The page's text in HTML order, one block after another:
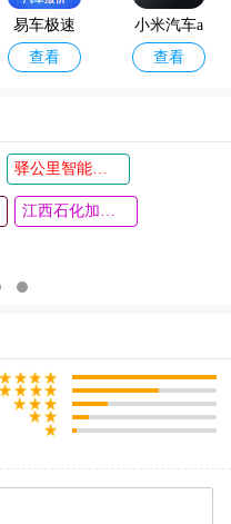
易车极速
版app
查看
小米汽车a
pp
查看
驿公里智能洗车app
江西石化加油app